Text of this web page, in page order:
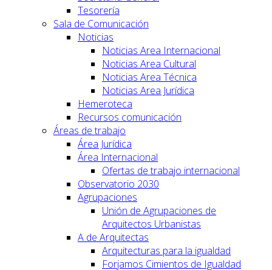
Tesorería
Sala de Comunicación
Noticias
Noticias Area Internacional
Noticias Area Cultural
Noticias Area Técnica
Noticias Area Jurídica
Hemeroteca
Recursos comunicación
Áreas de trabajo
Área Jurídica
Área Internacional
Ofertas de trabajo internacional
Observatorio 2030
Agrupaciones
Unión de Agrupaciones de
Arquitectos Urbanistas
A de Arquitectas
Arquitecturas para la igualdad
Forjamos Cimientos de Igualdad